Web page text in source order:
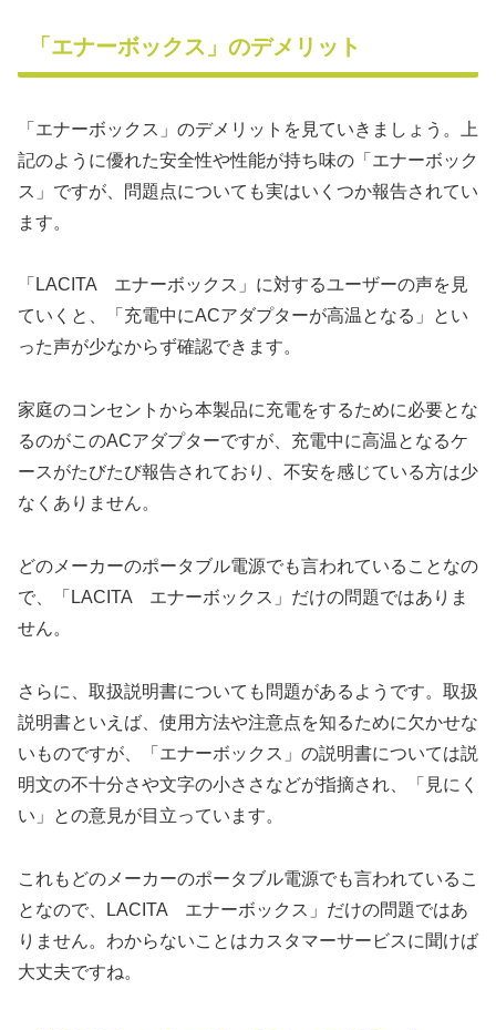
「エナーボックス」のデメリット
「エナーボックス」のデメリットを見ていきましょう。上
記のように優れた安全性や性能が持ち味の「エナーボック
ス」ですが、問題点についても実はいくつか報告されてい
ます。
「LACITA エナーボックス」に対するユーザーの声を見
ていくと、「充電中にACアダプターが高温となる」とい
った声が少なからず確認できます。
家庭のコンセントから本製品に充電をするために必要とな
るのがこのACアダプターですが、充電中に高温となるケ
ースがたびたび報告されており、不安を感じている方は少
なくありません。
どのメーカーのポータブル電源でも言われていることなの
で、「LACITA エナーボックス」だけの問題ではありま
せん。
さらに、取扱説明書についても問題があるようです。取扱
説明書といえば、使用方法や注意点を知るために欠かせな
いものですが、「エナーボックス」の説明書については説
明文の不十分さや文字の小ささなどが指摘され、「見にく
い」との意見が目立っています。
これもどのメーカーのポータブル電源でも言われているこ
となので、LACITA エナーボックス」だけの問題ではあ
りません。わからないことはカスタマーサービスに聞けば
大丈夫ですね。